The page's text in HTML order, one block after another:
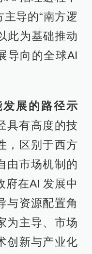
导的“南方逻
此为基础推动
导向的全球AI
展的路径示
具有高度的技
，区别于西方
由市场机制的
府在AI 发展中
与资源配置角
为主导、市场
创新与产业化